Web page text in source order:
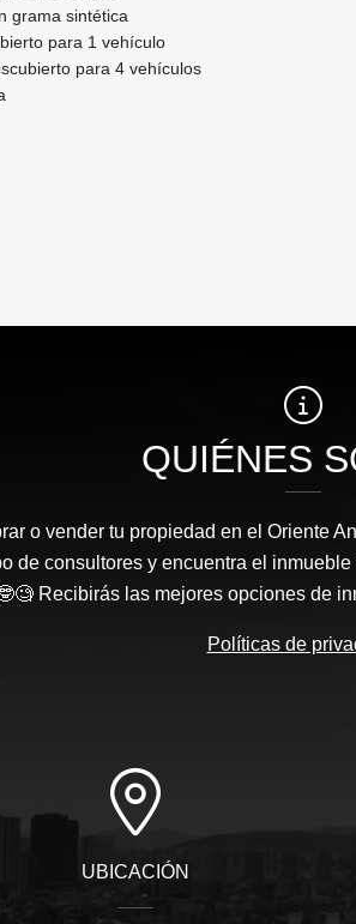
grama sintética
para 1 vehículo
para 4 vehículos
QUIÉNES
o vender tu propiedad en el Oriente
de consultores y encuentra el
Recibirás las mejores opciones de
Políticas de
UBICACIÓN